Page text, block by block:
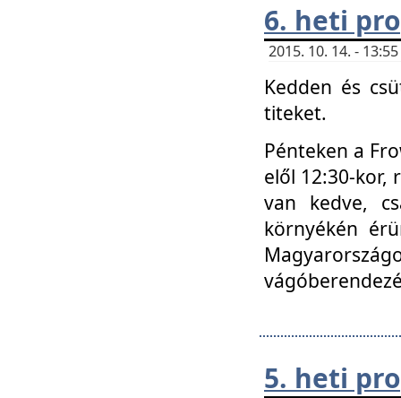
6. heti
2015. 10. 14. -
Kedden és
titeket.
Pénteken a
elől 12:30-kor,
van kedve,
környékén
5. heti